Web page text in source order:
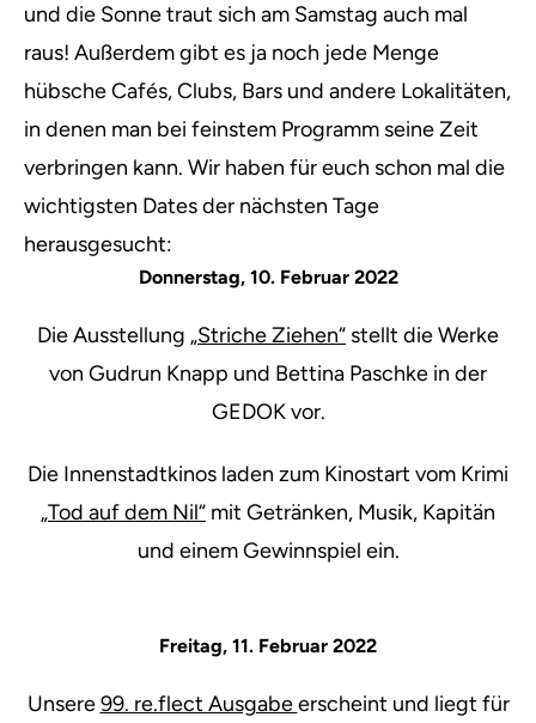
und die Sonne traut sich am Samstag auch mal
raus! Außerdem gibt es ja noch jede Menge
hübsche Cafés, Clubs, Bars und andere Lokalitäten,
in denen man bei feinstem Programm seine Zeit
verbringen kann. Wir haben für euch schon mal die
wichtigsten Dates der nächsten Tage
herausgesucht:
Donnerstag, 10. Februar 2022
Die Ausstellung „Striche Ziehen“ stellt die Werke
von Gudrun Knapp und Bettina Paschke in der
GEDOK vor.
Die Innenstadtkinos laden zum Kinostart vom Krimi
„Tod auf dem Nil“ mit Getränken, Musik, Kapitän
und einem Gewinnspiel ein.
Freitag, 11. Februar 2022
Unsere99. re.flect Ausgabeerscheint und liegt für